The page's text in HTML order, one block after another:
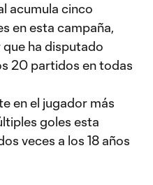
acumula cinco
en esta campaña,
ha disputado
20 partidos en todas
en el jugador más
goles esta
veces a los 18 años